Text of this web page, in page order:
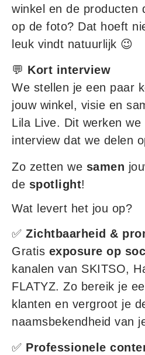
winkel en de producten
op de foto? Dat hoeft
leuk vindt natuurlijk 😉
💬 Kort interview
We stellen je een paar
jouw winkel, visie en
Lila Live. Dit werken
interview dat we delen
Zo zetten we samen
de spotlight!
Wat levert het jou op?
✅ Zichtbaarheid &
Gratis exposure op
kanalen van SKITSO,
FLATYZ. Zo bereik je
klanten en vergroot je
naamsbekendheid van
✅ Professionele